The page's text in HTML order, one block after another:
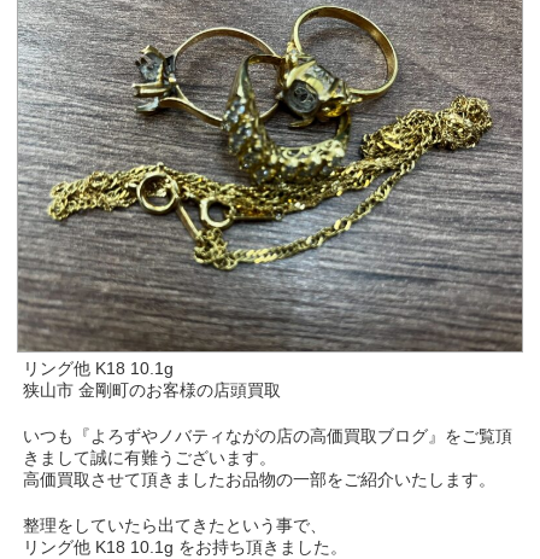
リング他 K18 10.1g
狭山市 金剛町のお客様の店頭買取
いつも『よろずやノバティながの店の高価買取ブログ』をご覧頂
きまして誠に有難うございます。
高価買取させて頂きましたお品物の一部をご紹介いたします。
整理をしていたら出てきたという事で、
リング他 K18 10.1g をお持ち頂きました。